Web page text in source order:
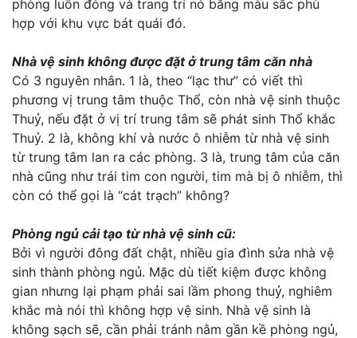
phòng luôn đóng và trang trí nó bằng màu sắc phù
hợp với khu vực bát quái đó.
Nhà vệ sinh không được đặt ở trung tâm căn nhà
Có 3 nguyên nhân. 1 là, theo “lạc thư” có viết thì
phương vị trung tâm thuộc Thổ, còn nhà vệ sinh thuộc
Thuỷ, nếu đặt ở vị trí trung tâm sẽ phát sinh Thổ khắc
Thuỷ. 2 là, không khí và nước ô nhiễm từ nhà vệ sinh
từ trung tâm lan ra các phòng. 3 là, trung tâm của căn
nhà cũng như trái tim con người, tim mà bị ô nhiễm, thì
còn có thể gọi là “cát trạch” không?
Phòng ngủ cải tạo từ nhà vệ sinh cũ:
Bởi vì người đông đất chật, nhiều gia đình sửa nhà vệ
sinh thành phòng ngủ. Mặc dù tiết kiệm được không
gian nhưng lại phạm phải sai lầm phong thuỷ, nghiêm
khắc mà nói thì không hợp vệ sinh. Nhà vệ sinh là
không sạch sẽ, cần phải tránh nằm gần kề phòng ngủ,